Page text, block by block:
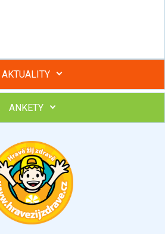
AKTUALITY
a skupiny v kurzech STOBu
Najděte si odborníka STOBu ve
ANKETY